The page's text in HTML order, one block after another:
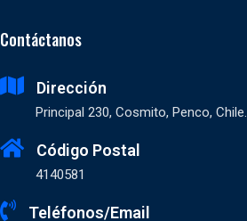
Contáctanos
Dirección
Principal 230, Cosmito, Penco, Chile.
Código Postal
4140581
Teléfonos/Email